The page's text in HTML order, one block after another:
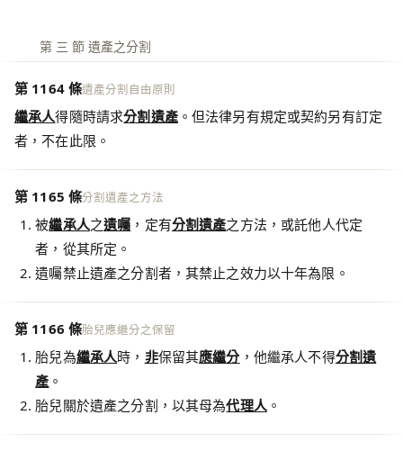
第 三 節 遺產之分割
第 1164 條遺產分割自由原則
繼承人得隨時請求分割遺產。但法律另有規定或契約另有訂定
者，不在此限。
第 1165 條分割遺產之方法
被繼承人之遺囑 ，定有分割遺產之方法，或託他人代定
者，從其所定。
遺囑禁止遺產之分割者，其禁止之效力以十年為限。
第 1166 條胎兒應繼分之保留
胎兒為繼承人時， 非保留其應繼分，他繼承人不得分割遺
產 。
胎兒關於遺產之分割，以其母為代理人。